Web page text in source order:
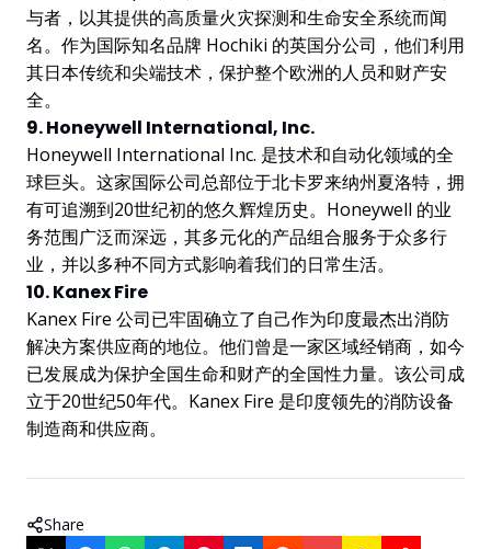
与者，以其提供的高质量火灾探测和生命安全系统而闻
名。作为国际知名品牌 Hochiki 的英国分公司，他们利用
其日本传统和尖端技术，保护整个欧洲的人员和财产安
全。
9. Honeywell International, Inc.
Honeywell International Inc. 是技术和自动化领域的全
球巨头。这家国际公司总部位于北卡罗来纳州夏洛特，拥
有可追溯到20世纪初的悠久辉煌历史。Honeywell 的业
务范围广泛而深远，其多元化的产品组合服务于众多行
业，并以多种不同方式影响着我们的日常生活。
10. Kanex Fire
Kanex Fire 公司已牢固确立了自己作为印度最杰出消防
解决方案供应商的地位。他们曾是一家区域经销商，如今
已发展成为保护全国生命和财产的全国性力量。该公司成
立于20世纪50年代。Kanex Fire 是印度领先的消防设备
制造商和供应商。
Share